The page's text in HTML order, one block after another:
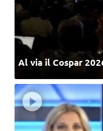
Al via il Cospar